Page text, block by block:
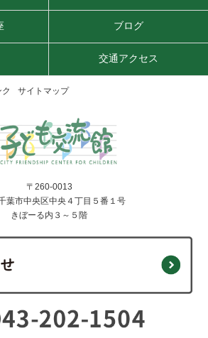
ブログ
交通アクセス
ク サイトマップ
〒260-0013
葉市中央区中央４丁目５番１号
きぼーる内３～５階